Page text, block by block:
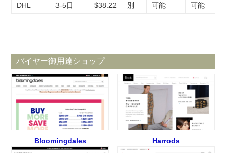
DHL 3-5日 $38.22 別 可能 可能
バイヤー御用達ショップ
Bloomingdales Harrods